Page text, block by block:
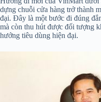
dựng chuỗi cửa hàng trở thành
đại. Đây là một bước đi đúng
mà còn thu hút được đối tượng
hướng tiêu dùng hiện đại.